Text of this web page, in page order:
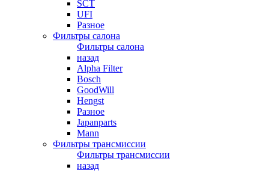
SCT
UFI
Разное
Фильтры салона
Фильтры салона
назад
Alpha Filter
Bosch
GoodWill
Hengst
Разное
Japanparts
Mann
Фильтры трансмиссии
Фильтры трансмиссии
назад